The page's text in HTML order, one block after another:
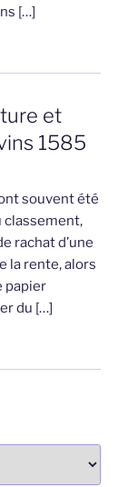
[…]
et
1585
souvent été
classement,
rachat d’une
la rente, alors
papier
du […]